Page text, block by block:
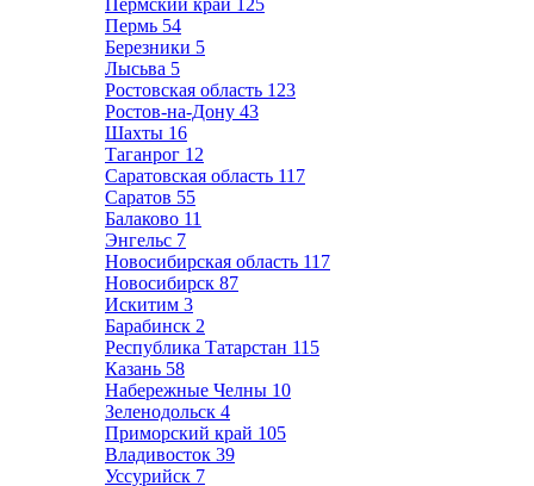
Пермский край 125
Пермь 54
Березники 5
Лысьва 5
Ростовская область 123
Ростов-на-Дону 43
Шахты 16
Таганрог 12
Саратовская область 117
Саратов 55
Балаково 11
Энгельс 7
Новосибирская область 117
Новосибирск 87
Искитим 3
Барабинск 2
Республика Татарстан 115
Казань 58
Набережные Челны 10
Зеленодольск 4
Приморский край 105
Владивосток 39
Уссурийск 7